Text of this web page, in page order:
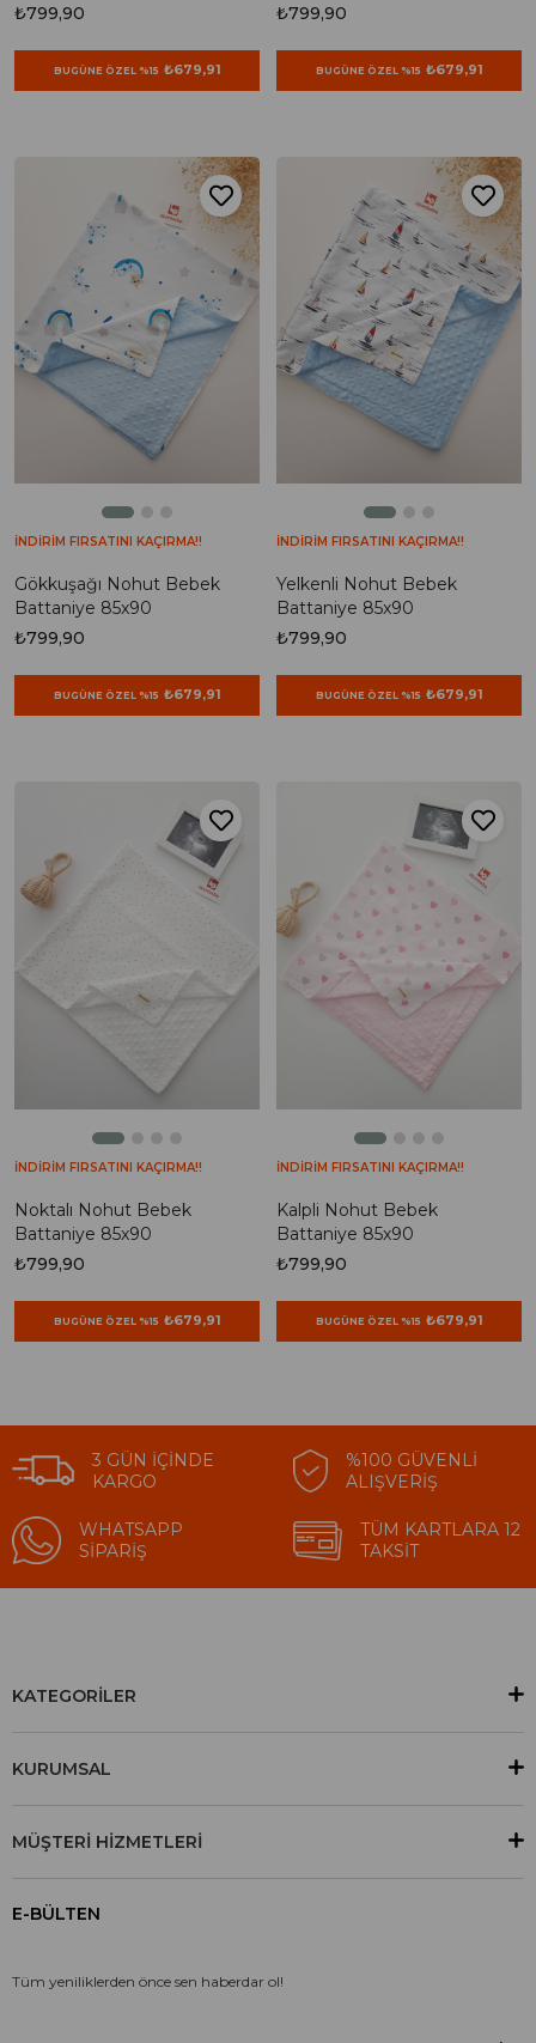
₺799,90
BUGÜNE ÖZEL %15 ₺679,91
₺799,90
BUGÜNE ÖZEL %15 ₺679,91
Gökkuşağı Nohut Bebek
Battaniye 85x90
₺799,90
BUGÜNE ÖZEL %15 ₺679,91
İNDİRİM FIRSATINI KAÇIRMA!!
Yelkenli Nohut Bebek
Battaniye 85x90
₺799,90
BUGÜNE ÖZEL %15 ₺679,91
İNDİRİM FIRSATINI KAÇIRMA!!
Noktalı Nohut Bebek
Battaniye 85x90
₺799,90
BUGÜNE ÖZEL %15 ₺679,91
İNDİRİM FIRSATINI KAÇIRMA!!
Kalpli Nohut Bebek
Battaniye 85x90
₺799,90
BUGÜNE ÖZEL %15 ₺679,91
İNDİRİM FIRSATINI KAÇIRMA!!
3 GÜN İÇINDE
KARGO
%100 GÜVENLI
ALIŞVERIŞ
WHATSAPP
SIPARIŞ
TÜM KARTLARA 12
TAKSIT
KATEGORİLER
KURUMSAL
MÜŞTERİ HİZMETLERİ
E-BÜLTEN
Tüm yeniliklerden önce sen haberdar ol!